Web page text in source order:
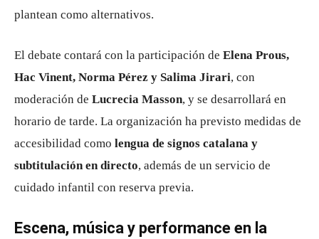
plantean como alternativos.
El debate contará con la participación de Elena Prous,
Hac Vinent, Norma Pérez y Salima Jirari, con
moderación de Lucrecia Masson, y se desarrollará en
horario de tarde. La organización ha previsto medidas de
accesibilidad como lengua de signos catalana y
subtitulación en directo, además de un servicio de
cuidado infantil con reserva previa.
Escena, música y performance en la